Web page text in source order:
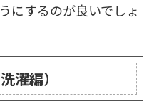
にするのが良いでしょ
濯編）